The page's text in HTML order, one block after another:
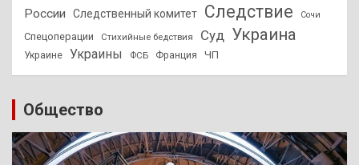
России
Следственный комитет Следствие Сочи
Спецоперации Стихийные бедствия Суд Украина
Украине Украины ФСБ Франция ЧП
Общество